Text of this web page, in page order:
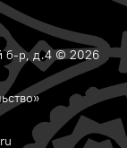
б-р, д.4 © 2026